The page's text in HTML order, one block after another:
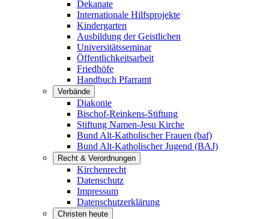
Dekanate
Internationale Hilfsprojekte
Kindergarten
Ausbildung der Geistlichen
Universitätsseminar
Öffentlichkeitsarbeit
Friedhöfe
Handbuch Pfarramt
Verbände
Diakonie
Bischof-Reinkens-Stiftung
Stiftung Namen-Jesu Kirche
Bund Alt-Katholischer Frauen (baf)
Bund Alt-Katholischer Jugend (BAJ)
Recht & Verordnungen
Kirchenrecht
Datenschutz
Impressum
Datenschutzerklärung
Christen heute